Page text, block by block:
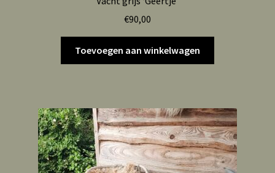
€90,00
Toevoegen aan winkelwagen